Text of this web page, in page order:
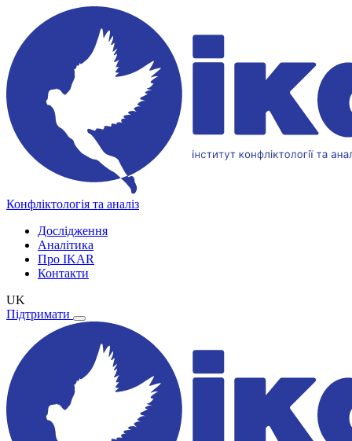
Конфліктологія та аналіз
Дослідження
Аналітика
Про IKAR
Контакти
UK
Підтримати